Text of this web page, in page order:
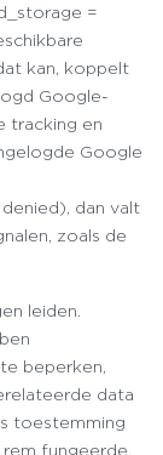
=
kan, koppelt
Google-
tracking en
Google
dan valt
zoals de
leiden.
beperken,
data
toestemming
fungeerde,